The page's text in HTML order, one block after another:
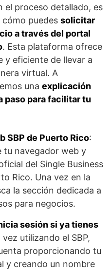
el proceso detallado, es
puedes solicitar
a través del portal
. Esta plataforma ofrece
y eficiente de llevar a
virtual. A
una explicación
paso para facilitar tu
SBP de Puerto Rico:
tu navegador web y
del Single Business
Rico. Una vez en la
la sección dedicada a
para negocios.
sesión si ya tienes
utilizando el SBP,
proporcionando tu
y creando un nombre